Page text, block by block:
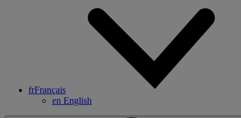
frFrançais
en English